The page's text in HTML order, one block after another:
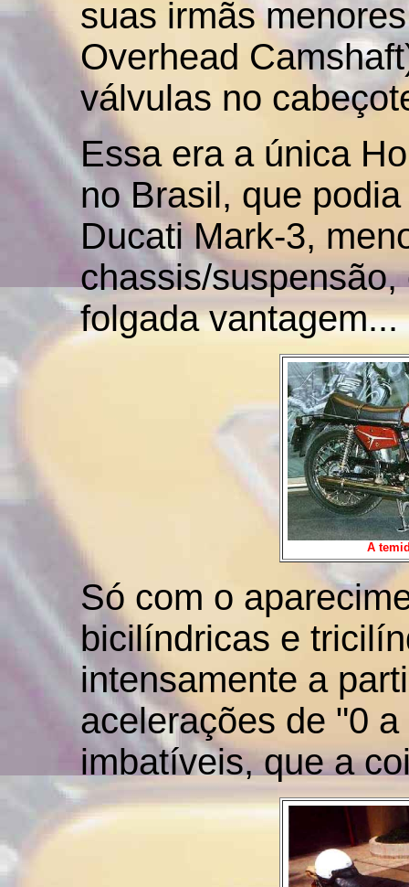
suas irmãs
Overhead
válvulas no
Essa era a única
no Brasil, que
Ducati Mark-3,
chassis/
folgada vantagem...
A
Só com o
bicilíndricas e
intensamente a
acelerações de "0
imbatíveis, que a